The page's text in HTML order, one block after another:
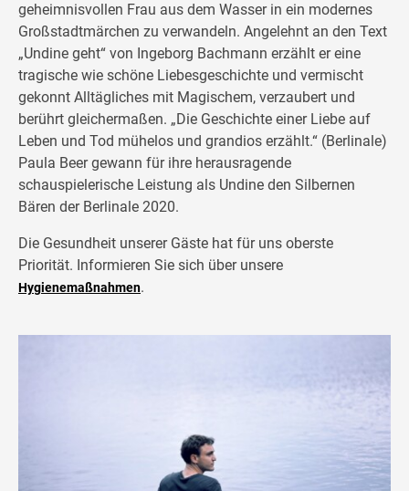
geheimnisvollen Frau aus dem Wasser in ein modernes
Großstadtmärchen zu verwandeln. Angelehnt an den Text
„Undine geht“ von Ingeborg Bachmann erzählt er eine
tragische wie schöne Liebesgeschichte und vermischt
gekonnt Alltägliches mit Magischem, verzaubert und
berührt gleichermaßen. „Die Geschichte einer Liebe auf
Leben und Tod mühelos und grandios erzählt.“ (Berlinale)
Paula Beer gewann für ihre herausragende
schauspielerische Leistung als Undine den Silbernen
Bären der Berlinale 2020.
Die Gesundheit unserer Gäste hat für uns oberste
Priorität. Informieren Sie sich über unsere
Hygienemaßnahmen.